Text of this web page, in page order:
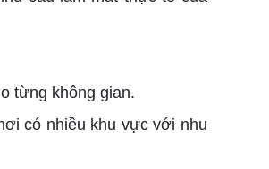
từng không gian.
có nhiều khu vực với nhu